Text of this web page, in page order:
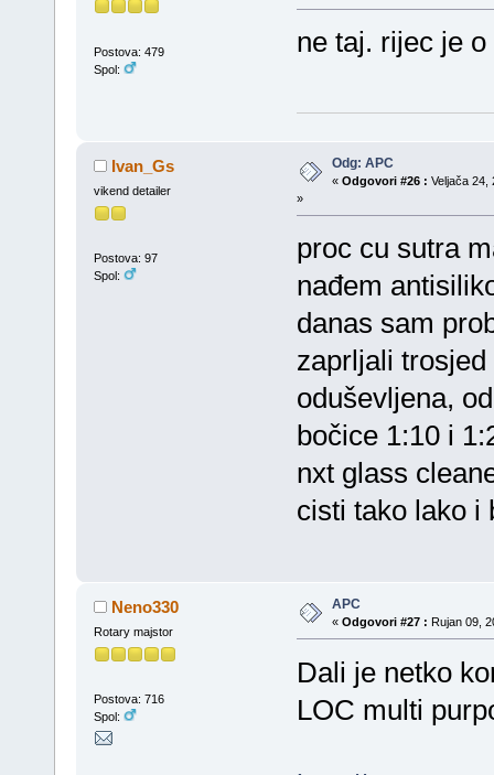
Postova: 479
Spol:
ne taj. rijec je
Ivan_Gs
vikend detailer
Postova: 97
Spol:
Odg: APC
« Odgovori #26 : Veljača 24,
»
proc cu sutra
nađem
danas sam
zaprljali
oduševljena,
bočice 1:10 i
nxt glass
cisti tako lako
Neno330
Rotary majstor
Postova: 716
Spol:
APC
« Odgovori #27 : Rujan 09,
Dali je netko
LOC multi